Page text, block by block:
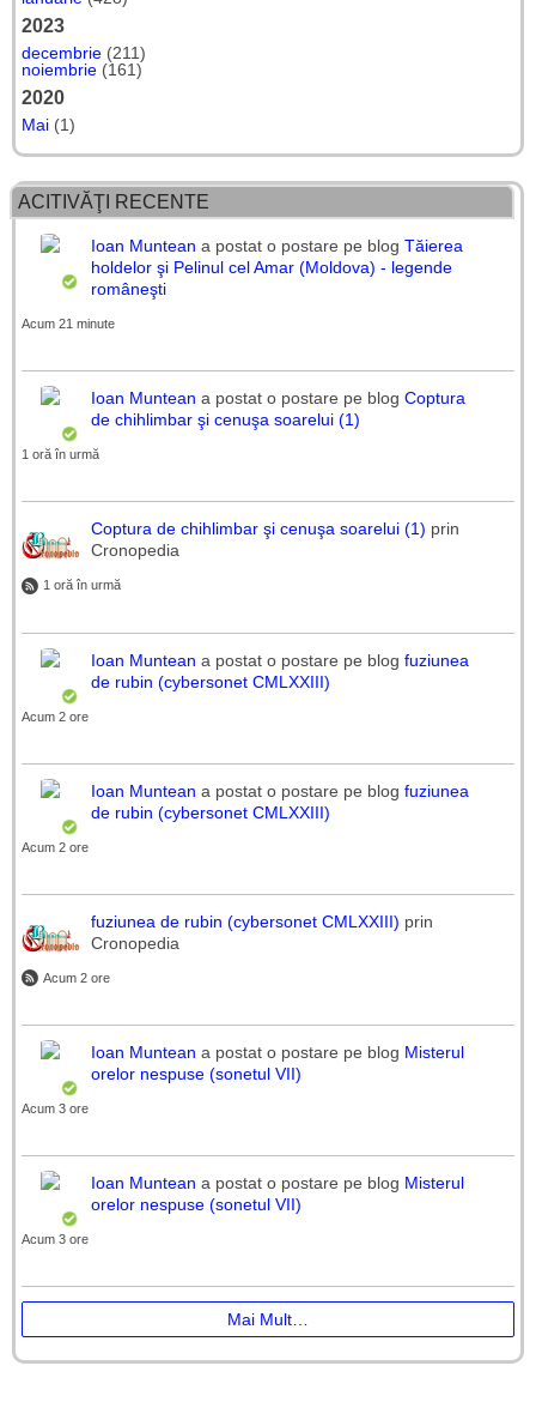
2023
decembrie (211)
noiembrie (161)
2020
Mai (1)
ACITIVĂŢI RECENTE
Ioan Muntean a postat o postare pe blog Tăierea
holdelor şi Pelinul cel Amar (Moldova) - legende
româneşti
Acum 21 minute
Ioan Muntean a postat o postare pe blog Coptura
de chihlimbar şi cenuşa soarelui (1)
1 oră în urmă
Coptura de chihlimbar şi cenuşa soarelui (1) prin
Cronopedia
1 oră în urmă
Ioan Muntean a postat o postare pe blog fuziunea
de rubin (cybersonet CMLXXIII)
Acum 2 ore
Ioan Muntean a postat o postare pe blog fuziunea
de rubin (cybersonet CMLXXIII)
Acum 2 ore
fuziunea de rubin (cybersonet CMLXXIII) prin
Cronopedia
Acum 2 ore
Ioan Muntean a postat o postare pe blog Misterul
orelor nespuse (sonetul VII)
Acum 3 ore
Ioan Muntean a postat o postare pe blog Misterul
orelor nespuse (sonetul VII)
Acum 3 ore
Mai Mult…